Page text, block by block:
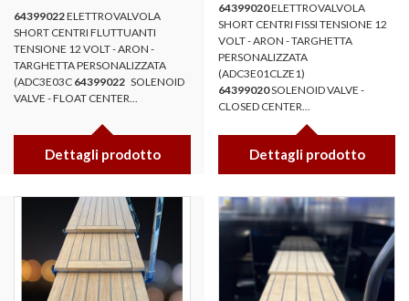
64399022ELETTROVALVOLA
SHORT CENTRI FLUTTUANTI
TENSIONE 12 VOLT - ARON -
TARGHETTA PERSONALIZZATA
(ADC3E03C 64399022 SOLENOID
VALVE - FLOAT CENTER...
Dettagli prodotto
64399020ELETTROVALVOLA
SHORT CENTRI FISSI TENSIONE 12
VOLT - ARON - TARGHETTA
PERSONALIZZATA
(ADC3E01CLZE1)
64399020SOLENOID VALVE -
CLOSED CENTER...
Dettagli prodotto